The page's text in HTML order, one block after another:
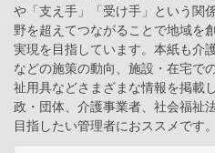
や「支え手」「受け手」という関
野を超えてつながることで地域を
実現を目指しています。本紙も介
などの施策の動向、施設・在宅で
祉用具などさまざまな情報を掲載
政・団体、介護事業者、社会福祉
目指したい管理者におススメです。